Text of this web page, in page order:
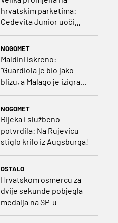
hrvatskim parketima:
Cedevita Junior uoči
NOGOMET
Maldini iskreno:
“Guardiola je bio jako
blizu, a Malago je izigrao
NOGOMET
Rijeka i službeno
potvrdila: Na Rujevicu
stiglo krilo iz Augsburga!
OSTALO
Hrvatskom osmercu za
dvije sekunde pobjegla
medalja na SP-u